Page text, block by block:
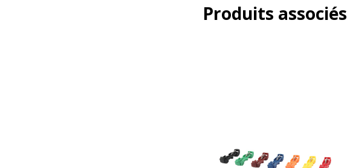
Produits associés